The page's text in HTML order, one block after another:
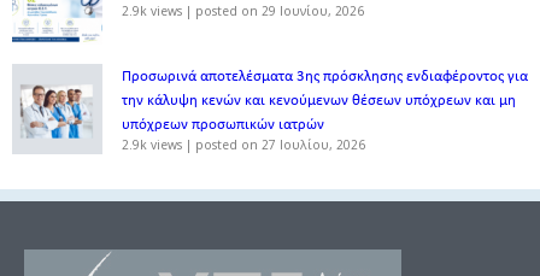
2.9k views | posted on 29 Ιουνίου, 2026
Προσωρινά αποτελέσματα 3ης πρόσκλησης ενδιαφέροντος για
την κάλυψη κενών και κενούμενων θέσεων υπόχρεων και μη
υπόχρεων προσωπικών ιατρών
2.9k views | posted on 27 Ιουλίου, 2026